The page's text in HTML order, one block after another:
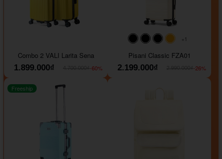
Combo 2 VALI Larita Sena
1.899.000₫
-60%
#000000#000000#000000
+1
Pisani Classic FZA01
2.199.000₫
-26%
Freeship